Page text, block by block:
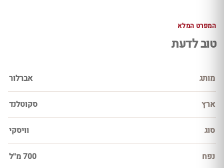
המפרט המלא
טוב לדעת
מותג אברלור
ארץ סקוטלנד
סוג וויסקי
נפח 700 מ''ל